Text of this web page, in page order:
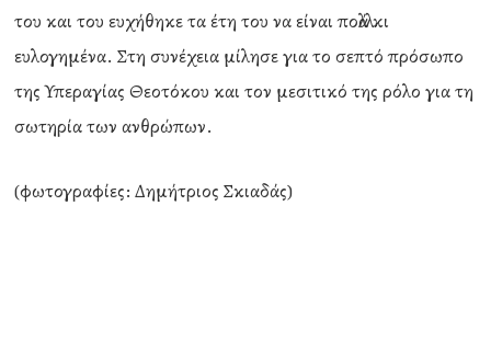
του και του ευχήθηκε τα έτη του να είναι πολλά κι
ευλογημένα. Στη συνέχεια μίλησε για το σεπτό πρόσωπο
της Υπεραγίας Θεοτόκου και τον μεσιτικό της ρόλο για τη
σωτηρία των ανθρώπων.
(φωτογραφίες: Δημήτριος Σκιαδάς)